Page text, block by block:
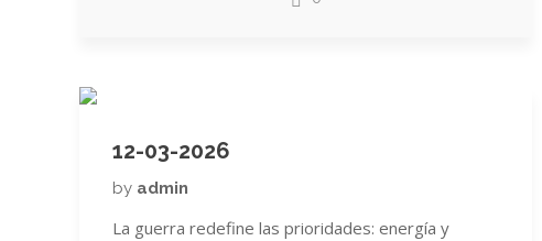
12-03-2026
by admin
La guerra redefine las prioridades: energía y